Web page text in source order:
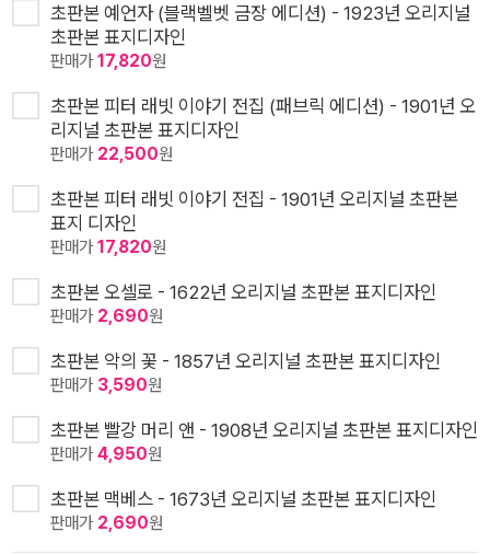
초판본 예언자 (블랙벨벳 금장 에디션) - 1923년 오리지널
초판본 표지디자인
판매가17,820원
초판본 피터 래빗 이야기 전집 (패브릭 에디션) - 1901년 오
리지널 초판본 표지디자인
판매가 22,500원
초판본 피터 래빗 이야기 전집 - 1901년 오리지널 초판본
표지 디자인
판매가17,820원
초판본 오셀로 - 1622년 오리지널 초판본 표지디자인
판매가 2,690원
초판본 악의 꽃 - 1857년 오리지널 초판본 표지디자인
판매가 3,590원
초판본 빨강 머리 앤 - 1908년 오리지널 초판본 표지디자인
판매가4,950원
초판본 맥베스 - 1673년 오리지널 초판본 표지디자인
판매가 2,690원